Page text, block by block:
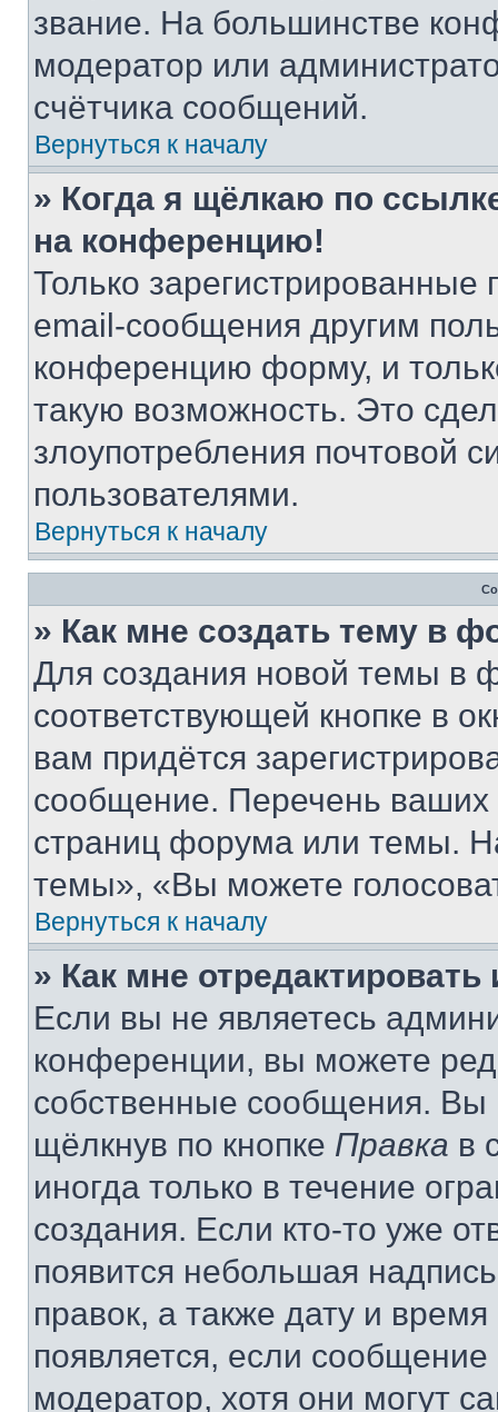
звание. На большинстве
модератор или
счётчика сообщений.
Вернуться к началу
» Когда я щёлкаю по
на конференцию!
Только зарегистрированные
email-сообщения другим
конференцию форму, и
такую возможность. Это
злоупотребления почтовой
пользователями.
Вернуться к началу
» Как мне создать тему в
Для создания новой темы в
соответствующей кнопке в
вам придётся
сообщение. Перечень ваших
страниц форума или темы.
темы», «Вы можете
Вернуться к началу
» Как мне
Если вы не являетесь
конференции, вы можете
собственные сообщения. Вы
щёлкнув по кнопке Правка в
иногда только в течение
создания. Если кто-то уже
появится небольшая
правок, а также дату и
появляется, если
модератор, хотя они могут